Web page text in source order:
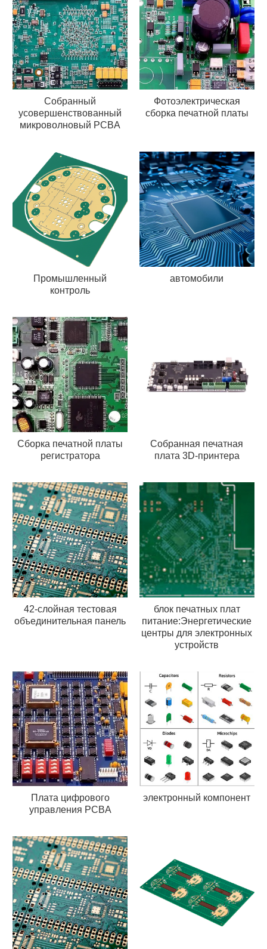
Собранный
усовершенствованный
микроволновый PCBA
Фотоэлектрическая
сборка печатной платы
Промышленный
контроль
автомобили
Сборка печатной платы
регистратора
Собранная печатная
плата 3D-принтера
42-слойная тестовая
объединительная панель
блок печатных плат
питание:Энергетические
центры для электронных
устройств
Плата цифрового
управления PCBA
электронный компонент